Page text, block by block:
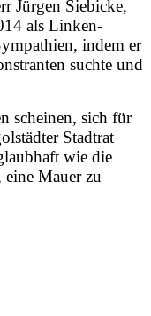
Jürgen Siebicke,
als Linken-
indem er
suchte und
scheinen, sich für
Stadtrat
wie die
Mauer zu